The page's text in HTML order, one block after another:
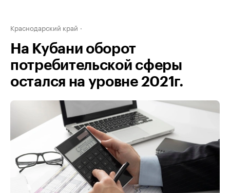
Краснодарский край
На Кубани оборот
потребительской сферы
остался на уровне 2021г.